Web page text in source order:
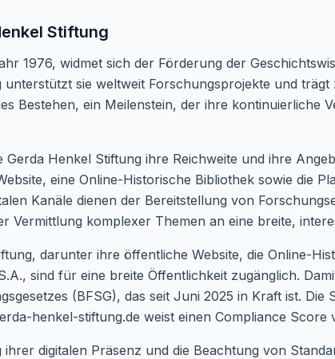
Stiftung
1976, widmet sich der Förderung der
sie weltweit Forschungsprojekte und
Bestehen, ein Meilenstein, der ihre kontinuierliche
Henkel Stiftung ihre Reichweite und ihre
eine Online-Historische Bibliothek sowie die
Kanäle dienen der Bereitstellung von
Vermittlung komplexer Themen an eine breite,
darunter ihre öffentliche Website, die Online-
sind für eine breite Öffentlichkeit zugänglich.
(BFSG), das seit Juni 2025 in Kraft ist. Die
henkel-stiftung.de weist einen Compliance Score
digitalen Präsenz und die Beachtung von